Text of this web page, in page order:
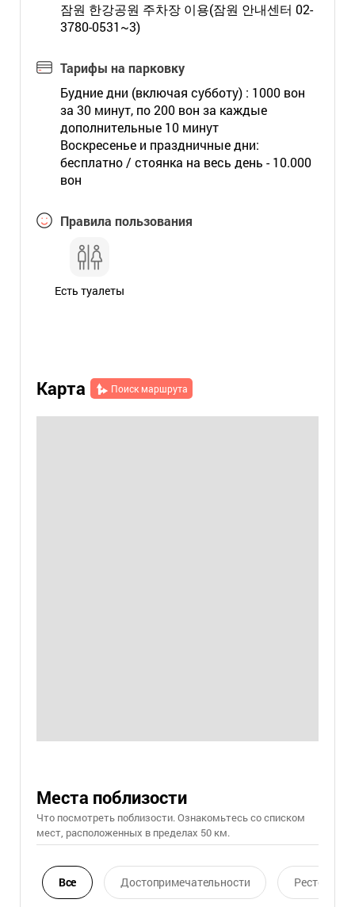
잠원 한강공원 주차장 이용(잠원 안내센터 02-
3780-0531~3)
Тарифы на парковку
Будние дни (включая субботу) : 1000 вон
за 30 минут, по 200 вон за каждые
дополнительные 10 минут
Воскресенье и праздничные дни:
бесплатно / стоянка на весь день - 10.000
вон
Правила пользования
Есть туалеты
Карта Поиск маршрута
Места поблизости
Что посмотреть поблизости. Ознакомьтесь со списком
мест, расположенных в пределах 50 км.
Все Достопримечательности Ресторан